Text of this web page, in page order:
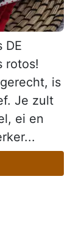
DE
rotos!
is
Je zult
ei en